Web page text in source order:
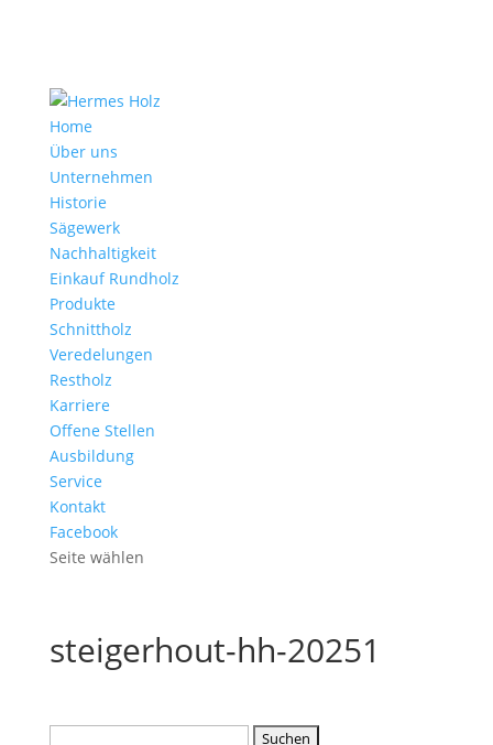
Home
Über uns
Unternehmen
Historie
Sägewerk
Nachhaltigkeit
Einkauf Rundholz
Produkte
Schnittholz
Veredelungen
Restholz
Karriere
Offene Stellen
Ausbildung
Service
Kontakt
Facebook
Seite wählen
steigerhout-hh-20251